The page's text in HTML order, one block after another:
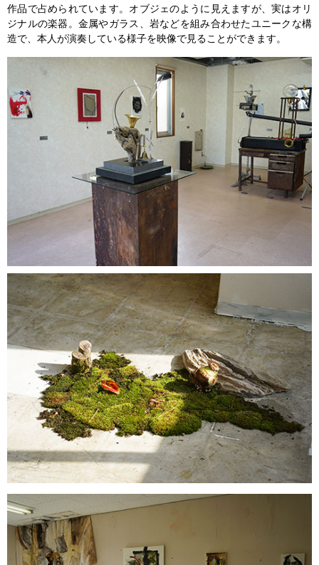
作品で占められています。オブジェのように見えますが、実はオリ
ジナルの楽器。金属やガラス、岩などを組み合わせたユニークな構
造で、本人が演奏している様子を映像で見ることができます。